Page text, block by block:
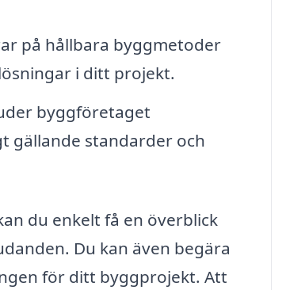
på hållbara byggmetoder
i ditt projekt.
byggföretaget
gällande standarder och
du enkelt få en överblick
Du kan även begära
för ditt byggprojekt. Att